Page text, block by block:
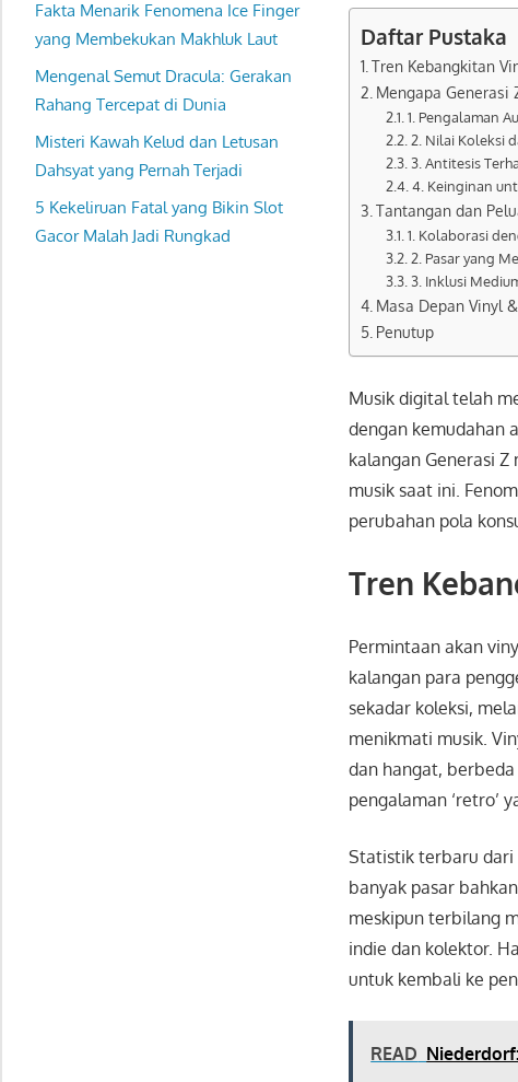
Daftar Pustaka
Tren Kebangkitan
Mengapa Generasi
1. Pengalaman
2. Nilai Koleksi
3. Antitesis
4. Keinginan
Tantangan dan
1. Kolaborasi
2. Pasar yang
3. Inklusi
Masa Depan Vinyl
Penutup
Musik digital telah
dengan kemudahan
kalangan Generasi
musik saat ini.
perubahan pola
Tren
Permintaan akan
kalangan para
sekadar koleksi,
menikmati musik.
dan hangat,
pengalaman ‘retro’
Statistik terbaru dari
banyak pasar
meskipun terbilang
indie dan kolektor.
untuk kembali ke
READ
Fakta Menarik Fenomena Ice Finger
yang Membekukan Makhluk Laut
Mengenal Semut Dracula: Gerakan
Rahang Tercepat di Dunia
Misteri Kawah Kelud dan Letusan
Dahsyat yang Pernah Terjadi
5 Kekeliruan Fatal yang Bikin Slot
Gacor Malah Jadi Rungkad